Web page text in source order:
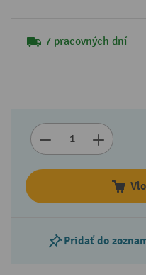
7 pracovných dní
Pridať do